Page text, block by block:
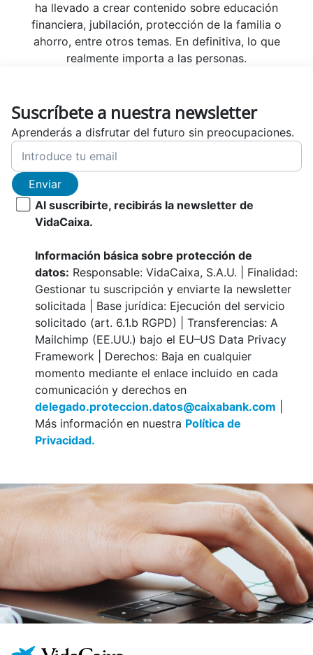
ha llevado a crear contenido sobre educación
financiera, jubilación, protección de la familia o
ahorro, entre otros temas. En definitiva, lo que
realmente importa a las personas.
Suscríbete a nuestra newsletter
Aprenderás a disfrutar del futuro sin preocupaciones.
Enviar
Al suscribirte, recibirás la newsletter de
VidaCaixa.
Información básica sobre protección de
datos: Responsable: VidaCaixa, S.A.U. | Finalidad:
Gestionar tu suscripción y enviarte la newsletter
solicitada | Base jurídica: Ejecución del servicio
solicitado (art. 6.1.b RGPD) | Transferencias: A
Mailchimp (EE.UU.) bajo el EU–US Data Privacy
Framework | Derechos: Baja en cualquier
momento mediante el enlace incluido en cada
comunicación y derechos en
delegado.proteccion.datos@caixabank.com
Más información en nuestra Política de
Privacidad.